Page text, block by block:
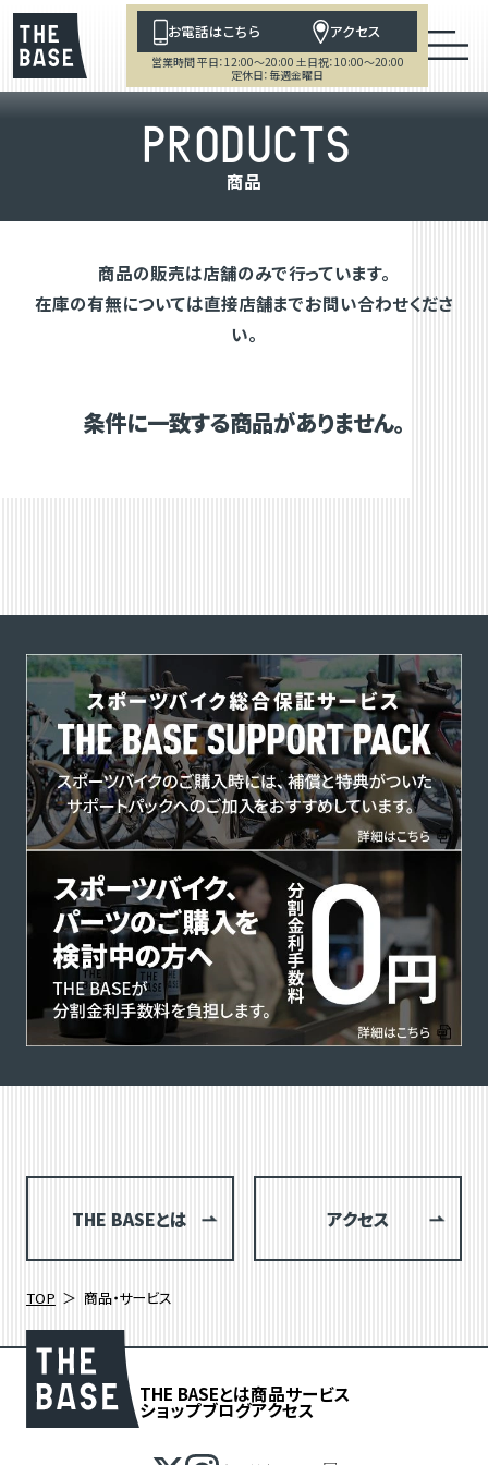
お電話はこちら アクセス
営業時間 平日：12:00～20:00 土日祝：10:00～20:00
定休日：毎週金曜日
PRODUCTS
商品
商品の販売は店舗のみで行っています。
在庫の有無については直接店舗までお問い合わせくださ
い。
条件に一致する商品がありません。
THE BASEとは アクセス
TOP 商品・サービス
THE BASEとは商品サービス
ショップブログアクセス